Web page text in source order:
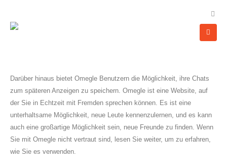
Darüber hinaus bietet Omegle Benutzern die Möglichkeit, ihre Chats
zum späteren Anzeigen zu speichern. Omegle ist eine Website, auf
der Sie in Echtzeit mit Fremden sprechen können. Es ist eine
unterhaltsame Möglichkeit, neue Leute kennenzulernen, und es kann
auch eine großartige Möglichkeit sein, neue Freunde zu finden. Wenn
Sie mit Omegle nicht vertraut sind, lesen Sie weiter, um zu erfahren,
wie Sie es verwenden.